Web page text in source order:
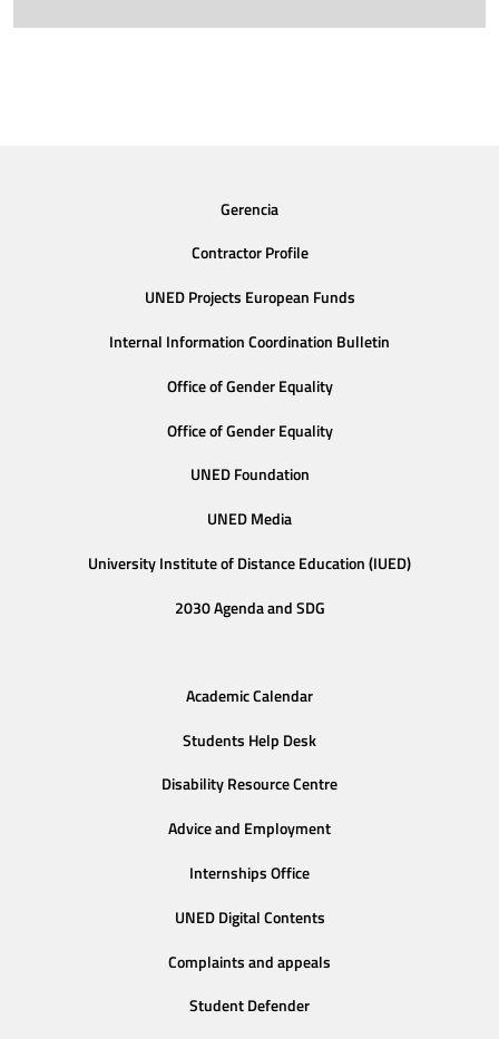
Gerencia
Contractor Profile
UNED Projects European Funds
Internal Information Coordination Bulletin
Office of Gender Equality
Office of Gender Equality
UNED Foundation
UNED Media
University Institute of Distance Education (IUED)
2030 Agenda and SDG
Academic Calendar
Students Help Desk
Disability Resource Centre
Advice and Employment
Internships Office
UNED Digital Contents
Complaints and appeals
Student Defender